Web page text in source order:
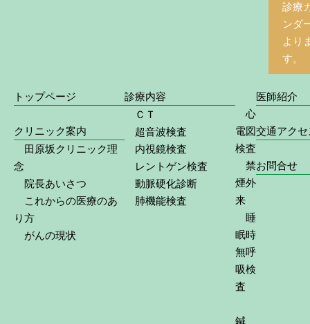
診療
ンダ
より
す。
トップページ
クリニック案内
田原坂クリニック理
念
院長あいさつ
これからの医療のあ
り方
がんの現状
診療内容
ＣＴ
超音波検査
内視鏡検査
レントゲン検査
動脈硬化診断
肺機能検査
心
電図
検査
禁
煙外
来
睡
眠時
無呼
吸検
査
鍼
医師紹介
交通アクセ
お問合せ